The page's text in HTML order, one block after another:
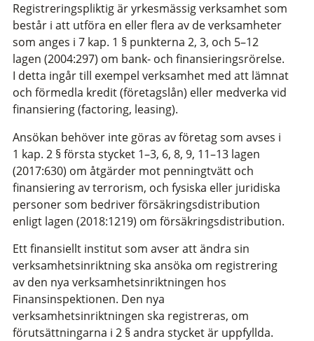
Registreringspliktig är yrkesmässig verksamhet som
består i att utföra en eller flera av de verksamheter
som anges i 7 kap. 1 § punkterna 2, 3, och 5–12
lagen (2004:297) om bank- och finansieringsrörelse.
I detta ingår till exempel verksamhet med att lämnat
och förmedla kredit (företagslån) eller medverka vid
finansiering (factoring, leasing).
Ansökan behöver inte göras av företag som avses i
1 kap. 2 § första stycket 1–3, 6, 8, 9, 11–13 lagen
(2017:630) om åtgärder mot penningtvätt och
finansiering av terrorism, och fysiska eller juridiska
personer som bedriver försäkringsdistribution
enligt lagen (2018:1219) om försäkringsdistribution.
Ett finansiellt institut som avser att ändra sin
verksamhetsinriktning ska ansöka om registrering
av den nya verksamhetsinriktningen hos
Finansinspektionen. Den nya
verksamhetsinriktningen ska registreras, om
förutsättningarna i 2 § andra stycket är uppfyllda.